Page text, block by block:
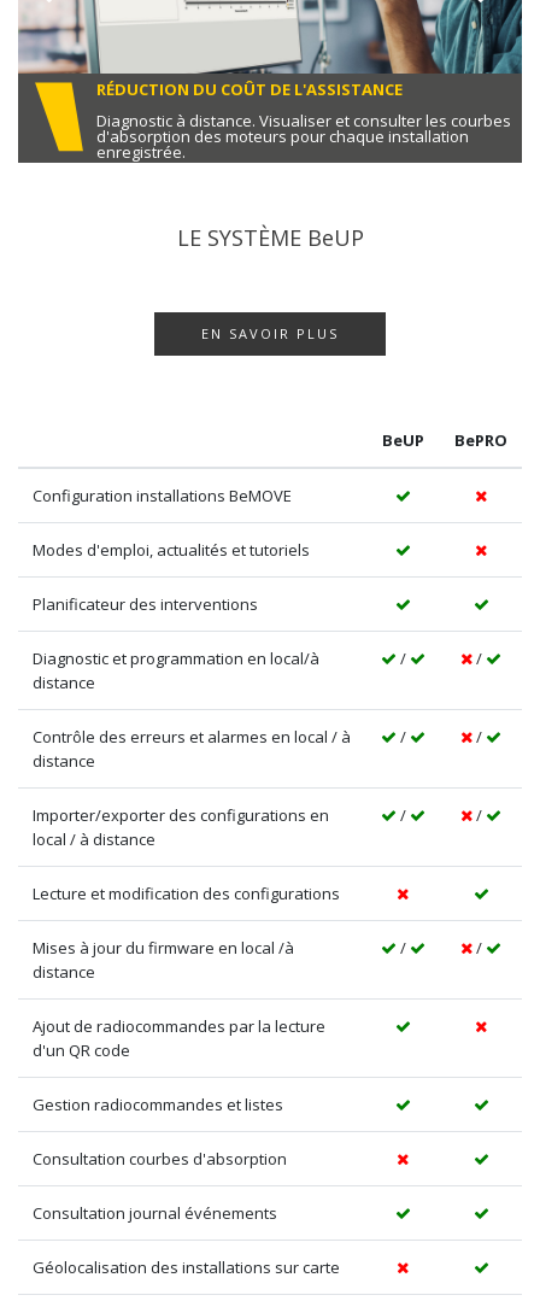
RÉDUCTION DU COÛT DE L'ASSISTANCE
Diagnostic à distance. Visualiser et consulter les courbes
d'absorption des moteurs pour chaque installation
enregistrée.
LE SYSTÈME BeUP
EN SAVOIR PLUS
BeUP BePRO
Configuration installations BeMOVE
Modes d'emploi, actualités et tutoriels
Planificateur des interventions
Diagnostic et programmation en local/à
distance
/ /
Contrôle des erreurs et alarmes en local / à
distance
/ /
Importer/exporter des configurations en
local / à distance
/ /
Lecture et modification des configurations
Mises à jour du firmware en local /à
distance
/ /
Ajout de radiocommandes par la lecture
d'un QR code
Gestion radiocommandes et listes
Consultation courbes d'absorption
Consultation journal événements
Géolocalisation des installations sur carte